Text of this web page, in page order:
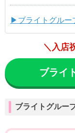
▶ブライトグルー
＼入店
ブライ
ブライトグルー